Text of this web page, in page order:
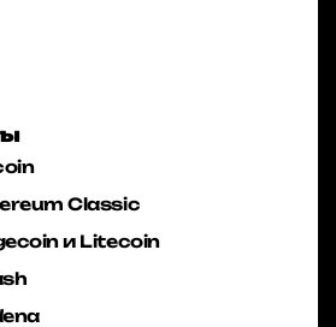
Classic
и Litecoin